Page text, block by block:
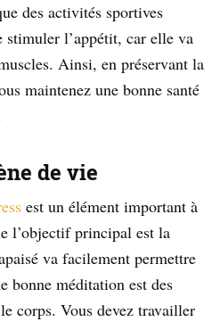
des activités sportives
stimuler l’appétit, car elle va
Ainsi, en préservant la
maintenez une bonne santé
de vie
est un élément important à
l’objectif principal est la
va facilement permettre
bonne méditation est des
corps. Vous devez travailler